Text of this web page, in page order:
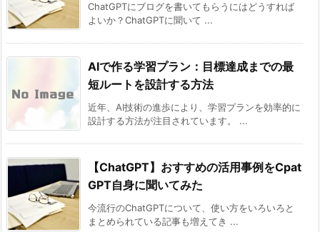
ChatGPTにブログを書いてもらうにはどうすれば
よいか？ChatGPTに聞いて ...
AIで作る学習プラン：目標達成までの最
短ルートを設計する方法
近年、AI技術の進歩により、学習プランを効率的に
設計する方法が注目されています。 ...
【ChatGPT】おすすめの活用事例をCpat
GPT自身に聞いてみた
今流行のChatGPTについて、使い方をいろいろと
まとめられている記事も増えてき ...